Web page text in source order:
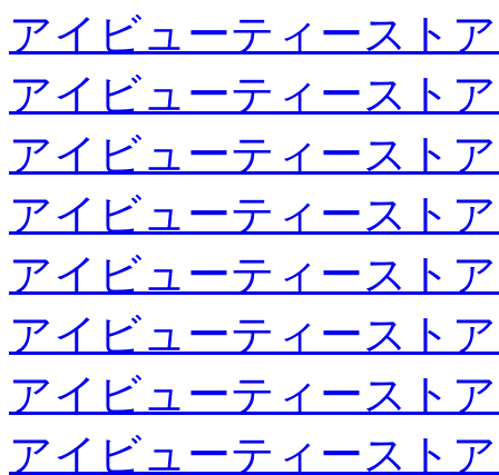
アイビューティースト
アイビューティースト
アイビューティースト
アイビューティースト
アイビューティースト
アイビューティースト
アイビューティースト
アイビューティースト